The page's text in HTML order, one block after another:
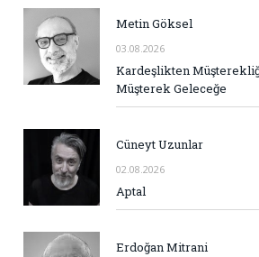
Metin Göksel
03.08.2026
Kardeşlikten
Müşterek Geleceğe
Cüneyt Uzunlar
02.08.2026
Aptal
Erdoğan Mitrani